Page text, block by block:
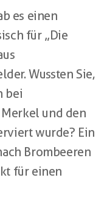
es einen
für „Die
Wussten Sie,
bei
und den
wurde? Ein
Brombeeren
für einen